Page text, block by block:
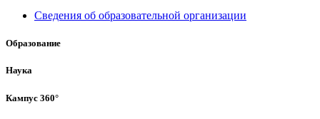
Сведения об образовательной организации
Образование
Наука
Кампус 360°